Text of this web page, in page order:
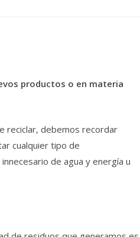
productos o en materia
reciclar, debemos recordar
cualquier tipo de
de agua y energía u